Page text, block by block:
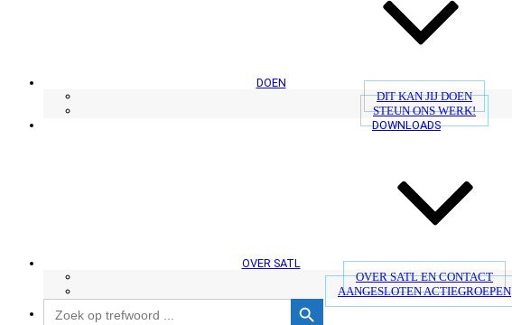
DOEN
DIT KAN JIJ DOEN
STEUN ONS WERK!
DOWNLOADS
OVER SATL
OVER SATL EN CONTACT
AANGESLOTEN ACTIEGROEPEN
Zoek
naar:
Zoekknop